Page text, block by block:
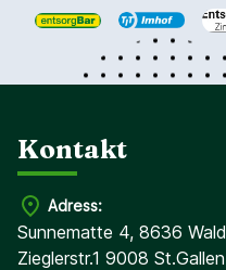
Kontakt
Adress:
Sunnematte 4, 8636 Wald
Zieglerstr.1 9008 St.Gallen